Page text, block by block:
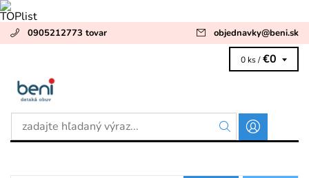
0905212773 tovar objednavky@beni.sk
0 ks / €0